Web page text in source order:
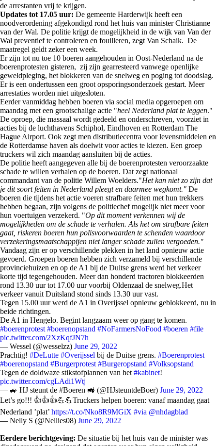
de arrestanten vrij te krijgen.
Updates tot 17.05 uur: De gemeente Harderwijk heeft een
noodverordening afgekondigd rond het huis van minister Christianne
van der Wal. De politie krijgt de mogelijkheid in de wijk van Van der
Wal preventief te controleren en fouilleren, zegt Van Schaik. De
maatregel geldt zeker een week.
Er zijn tot nu toe 10 boeren aangehouden in Oost-Nederland na de
boerenprotesten gisteren, zij zijn gearresteerd vanwege openlijke
geweldpleging, het blokkeren van de snelweg en poging tot doodslag.
Er is een ondertussen een groot opsporingsonderzoek gestart. Meer
arrestaties worden niet uitgesloten.
Eerder vanmiddag hebben boeren via social media opgeroepen om
maandag met een grootschalige actie "heel Nederland plat te leggen."
De oproep, die massaal wordt gedeeld en onderschreven, voorziet in
acties bij de luchthavens Schiphol, Eindhoven en Rotterdam The
Hague Airport. Ook zegt men distributiecentra voor levensmiddelen en
de Rotterdamse haven als doelwit voor acties te kiezen. Een groep
truckers wil zich maandag aansluiten bij de acties.
De politie heeft aangegeven alle bij de boerenprotesten veroorzaakte
schade te willen verhalen op de boeren. Dat zegt nationaal
commandant van de politie Willem Woelders."Het kan niet zo zijn dat
je dit soort feiten in Nederland pleegt en daarmee wegkomt." De
boeren die tijdens het actie voeren strafbare feiten met hun trekkers
hebben begaan, zijn volgens de politiechef mogelijk niet meer voor
hun voertuigen verzekerd. "Op dit moment verkennen wij de
mogelijkheden om de schade te verhalen. Als het om strafbare feiten
gaat, riskeren boeren hun polisvoorwaarden te schenden waardoor
verzekeringsmaatschappijen niet langer schade zullen vergoeden."
Vandaag zijn er op verschillende plekken in het land opnieuw actie
gevoerd. Groepen boeren hebben zich verzameld bij verschillende
provinciehuizen en op de A1 bij de Duitse grens werd het verkeer
korte tijd tegengehouden. Meer dan honderd tractoren blokkeerden
rond 13.30 uur tot 17.00 uur voorbij Oldenzaal de snelweg.Het
verkeer vanuit Duitsland stond sinds 13.30 uur vast.
Tegen 15.00 uur werd de A1 in Overijssel opnieuw geblokkeerd, nu in
beide richtingen.
De A1 in Hengelo. Begint langzaam weer op gang te komen.
#boerenprotest #boerenopstand #NoFarmersNoFood #boeren #file
pic.twitter.com/2XzKqfJN7h
— Wessel (@wesselzz) June 29, 2022
Prachtig! #DeLutte #Overijssel bij de Duitse grens. #Boerenprotest
#boerenopstand #Burgerprotest #Burgeropstand #Volksopstand
Tegen de doldwaze stikstofplannen van het #kabinet!
pic.twitter.com/cgLAdi1Wtj
— 🚙 HJ steunt de #Boeren 🚜 (@HJsteuntdeBoer) June 29, 2022
Let’s go!!! 👍👍👍💪💪Truckers helpen boeren: vanaf maandag gaat
Nederland ’plat’ https://t.co/Nko8R9MGiX #via @nhdagblad
— Nelly S (@Nellies08) June 29, 2022
Eerdere berichtgeving: De situatie bij het huis van de minister was